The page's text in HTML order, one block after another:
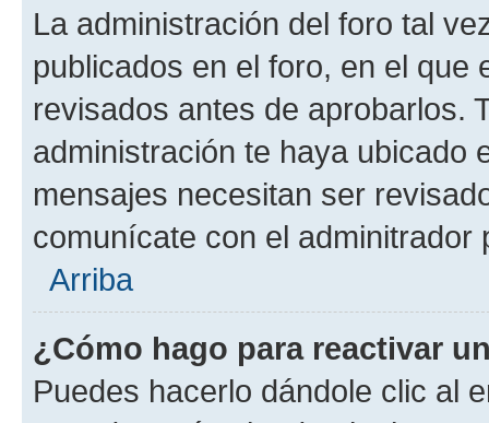
La administración del foro tal
publicados en el foro, en el
revisados antes de aprobarlos.
administración te haya ubicado
mensajes necesitan ser
comunícate con el
Arriba
¿Cómo hago para reactivar
Puedes hacerlo dándole clic al